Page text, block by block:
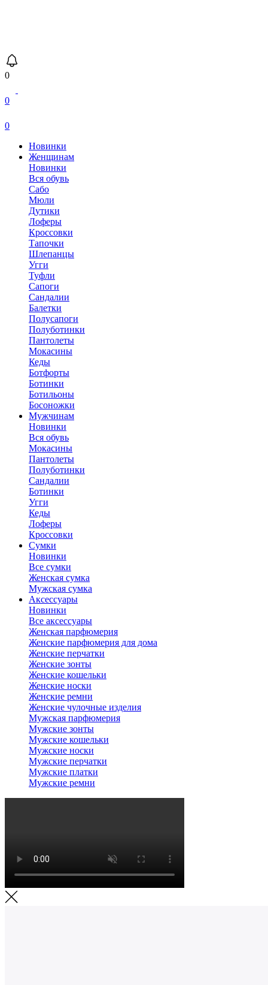
0
0
0
Новинки
Женщинам
Новинки
Вся обувь
Сабо
Мюли
Дутики
Лоферы
Кроссовки
Тапочки
Шлепанцы
Угги
Туфли
Сапоги
Сандалии
Балетки
Полусапоги
Полуботинки
Пантолеты
Мокасины
Кеды
Ботфорты
Ботинки
Ботильоны
Босоножки
Мужчинам
Новинки
Вся обувь
Мокасины
Пантолеты
Полуботинки
Сандалии
Ботинки
Угги
Кеды
Лоферы
Кроссовки
Сумки
Новинки
Все сумки
Женская сумка
Мужская сумка
Аксессуары
Новинки
Все аксессуары
Женская парфюмерия
Женские парфюмерия для дома
Женские перчатки
Женские зонты
Женские кошельки
Женские носки
Женские ремни
Женские чулочные изделия
Мужская парфюмерия
Мужские зонты
Мужские кошельки
Мужские носки
Мужские перчатки
Мужские платки
Мужские ремни